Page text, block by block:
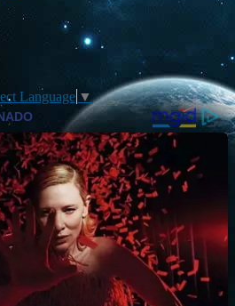
Language ▼